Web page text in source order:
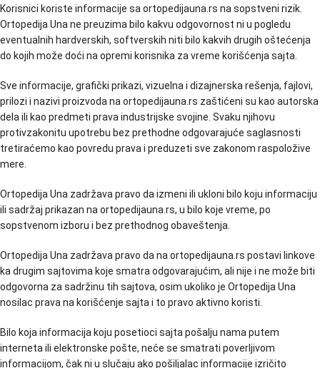
Korisnici koriste informacije sa ortopedijauna.rs na sopstveni rizik.
Ortopedija Una ne preuzima bilo kakvu odgovornost ni u pogledu
eventualnih hardverskih, softverskih niti bilo kakvih drugih oštećenja
do kojih može doći na opremi korisnika za vreme korišćenja sajta.
Sve informacije, grafički prikazi, vizuelna i dizajnerska rešenja, fajlovi,
prilozi i nazivi proizvoda na ortopedijauna.rs zaštićeni su kao autorska
dela ili kao predmeti prava industrijske svojine. Svaku njihovu
protivzakonitu upotrebu bez prethodne odgovarajuće saglasnosti
tretiraćemo kao povredu prava i preduzeti sve zakonom raspoložive
mere.
Ortopedija Una zadržava pravo da izmeni ili ukloni bilo koju informaciju
ili sadržaj prikazan na ortopedijauna.rs, u bilo koje vreme, po
sopstvenom izboru i bez prethodnog obaveštenja.
Ortopedija Una zadržava pravo da na ortopedijauna.rs postavi linkove
ka drugim sajtovima koje smatra odgovarajućim, ali nije i ne može biti
odgovorna za sadržinu tih sajtova, osim ukoliko je Ortopedija Una
nosilac prava na korišćenje sajta i to pravo aktivno koristi.
Bilo koja informacija koju posetioci sajta pošalju nama putem
interneta ili elektronske pošte, neće se smatrati poverljivom
informacijom, čak ni u slučaju ako pošiljalac informacije izričito